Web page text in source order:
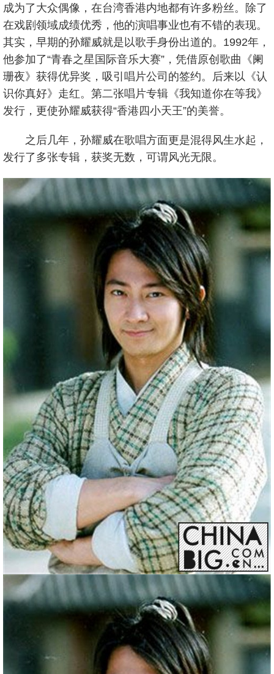
成为了大众偶像，在台湾香港内地都有许多粉丝。除了
在戏剧领域成绩优秀，他的演唱事业也有不错的表现。
其实，早期的孙耀威就是以歌手身份出道的。1992年，
他参加了“青春之星国际音乐大赛”，凭借原创歌曲《阑
珊夜》获得优异奖，吸引唱片公司的签约。后来以《认
识你真好》走红。第二张唱片专辑《我知道你在等我》
发行，更使孙耀威获得“香港四小天王”的美誉。
之后几年，孙耀威在歌唱方面更是混得风生水起，
发行了多张专辑，获奖无数，可谓风光无限。